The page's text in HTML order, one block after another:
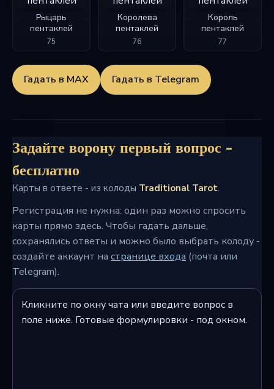
Рыцарь
пентаклей
75
Королева
пентаклей
76
Король
пентаклей
77
Гадать в MAX Гадать в Telegram
Задайте ворону первый вопрос -
бесплатно
Карты в ответе - из колоды Traditional Tarot.
Регистрация не нужна: один раз можно спросить
карты прямо здесь. Чтобы гадать дальше,
сохранялись ответы и можно было выбрать колоду -
создайте аккаунт на странице входа (почта или
Telegram).
Кликните по окну чата или введите вопрос в
поле ниже. Готовые формулировки - под окном.